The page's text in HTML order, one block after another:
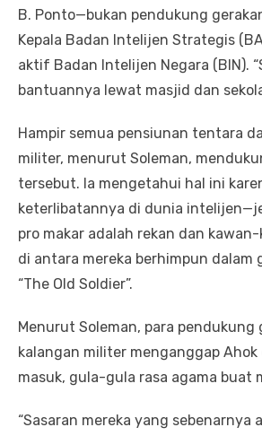
B. Ponto—bukan pendukung
Kepala Badan Intelijen Strategis
aktif Badan Intelijen Negara (BIN).
bantuannya lewat masjid dan
Hampir semua pensiunan tentara
militer, menurut Soleman,
tersebut. Ia mengetahui hal ini
keterlibatannya di dunia
pro makar adalah rekan dan
di antara mereka berhimpun dalam
“The Old Soldier”.
Menurut Soleman, para pendukung
kalangan militer menganggap
masuk, gula-gula rasa agama buat
“Sasaran mereka yang sebenarnya